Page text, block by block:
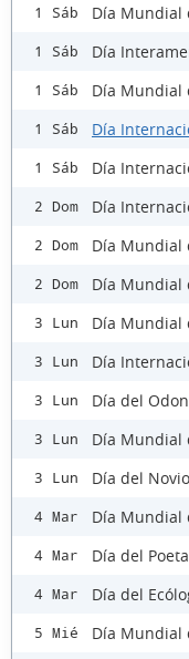
1 Sáb Día Mundial
1 Sáb Día
1 Sáb Día Mundial
1 Sáb Día
1 Sáb Día
2 Dom Día
2 Dom Día Mundial
2 Dom Día Mundial
3 Lun Día Mundial
3 Lun Día
3 Lun Día del
3 Lun Día Mundial
3 Lun Día del Novio
4 Mar Día Mundial
4 Mar Día del Poeta
4 Mar Día del
5 Mié Día Mundial